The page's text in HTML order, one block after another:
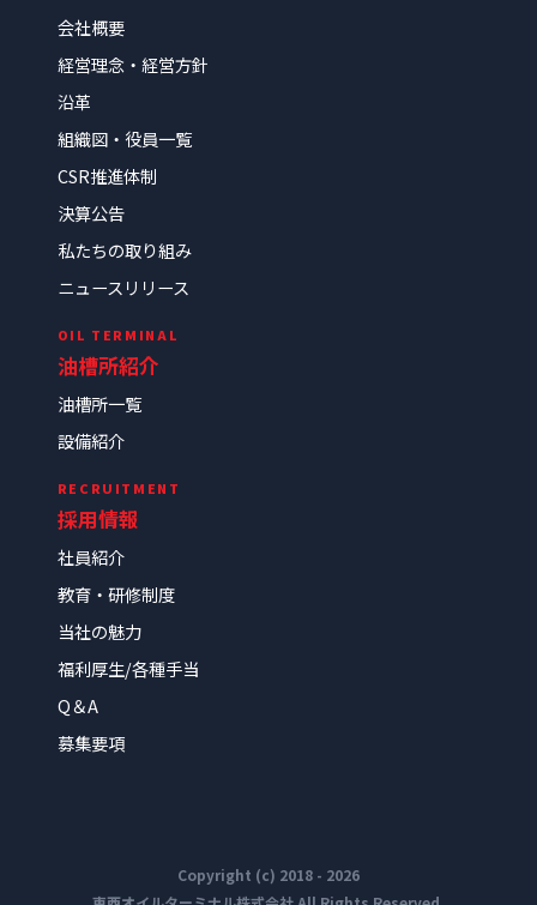
会社概要
経営理念・経営方針
沿革
組織図・役員一覧
CSR推進体制
決算公告
私たちの取り組み
ニュースリリース
OIL TERMINAL
油槽所紹介
油槽所一覧
設備紹介
RECRUITMENT
採用情報
社員紹介
教育・研修制度
当社の魅力
福利厚生/各種手当
Q＆A
募集要項
Copyright (c) 2018 - 2026